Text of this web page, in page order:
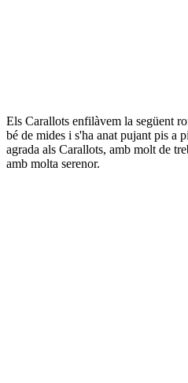
Els Carallots enfilàvem la següent
bé de mides i s'ha anat pujant pis a
agrada als Carallots, amb molt de
amb molta serenor.